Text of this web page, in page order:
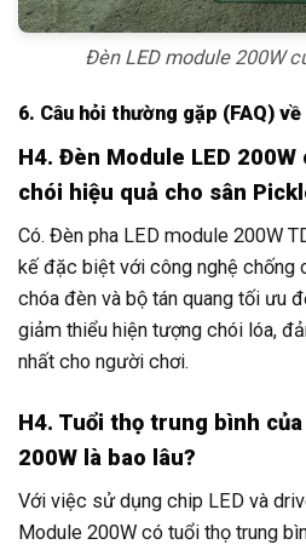
Đèn LED module 200W
6. Câu hỏi thường gặp (FAQ)
H4. Đèn Module LED
chói hiệu quả cho sân
Có. Đèn pha LED module 200W
kế đặc biệt với công nghệ chống
chóa đèn và bộ tán quang tối ưu
giảm thiểu hiện tượng chói lóa,
nhất cho người chơi.
H4. Tuổi thọ trung bình
200W là bao lâu?
Với việc sử dụng chip LED và
Module 200W có tuổi thọ trung